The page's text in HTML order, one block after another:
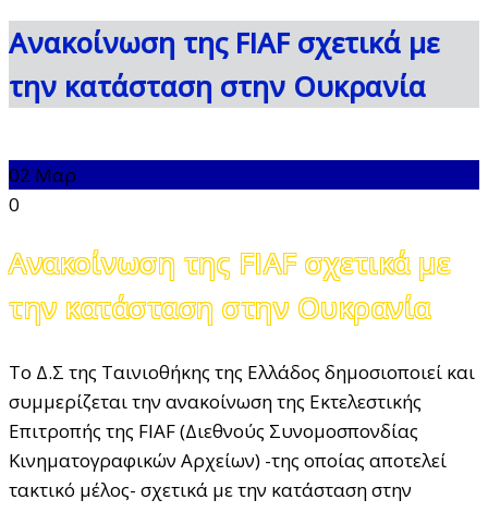
Ανακοίνωση της FIAF σχετικά με
την κατάσταση στην Ουκρανία
02 Μαρ
0
Ανακοίνωση της FIAF σχετικά με
την κατάσταση στην Ουκρανία
Το Δ.Σ της Ταινιοθήκης της Ελλάδος δημοσιοποιεί και
συμμερίζεται την ανακοίνωση της Εκτελεστικής
Επιτροπής της FIAF (Διεθνούς Συνομοσπονδίας
Κινηματογραφικών Αρχείων) -της οποίας αποτελεί
τακτικό μέλος- σχετικά με την κατάσταση στην